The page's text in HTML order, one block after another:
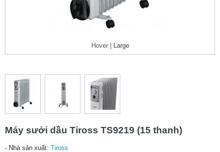
Hover | Large
Máy sưởi dầu Tiross TS9219 (15 thanh)
- Nhà sản xuất: Tiross